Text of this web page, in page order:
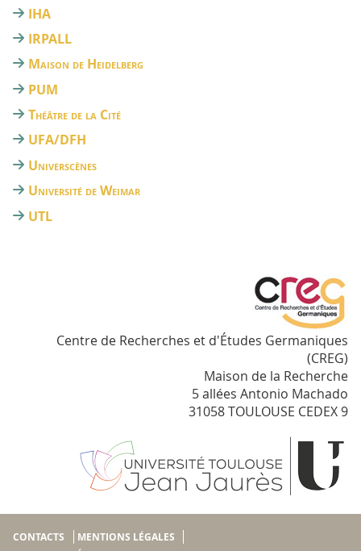
IHA
IRPALL
Maison de Heidelberg
PUM
Théâtre de la Cité
UFA/DFH
Universcènes
Université de Weimar
UTL
Centre de Recherches et d'Études Germaniques
(CREG)
Maison de la Recherche
5 allées Antonio Machado
31058 TOULOUSE CEDEX 9
CONTACTS
MENTIONS LÉGALES